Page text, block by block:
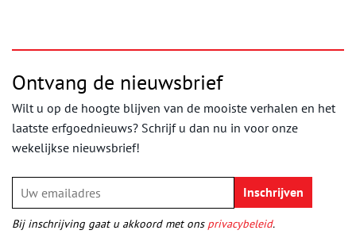
Ontvang de nieuwsbrief
Wilt u op de hoogte blijven van de mooiste verhalen en het
laatste erfgoednieuws? Schrijf u dan nu in voor onze
wekelijkse nieuwsbrief!
Bij inschrijving gaat u akkoord met ons privacybeleid.